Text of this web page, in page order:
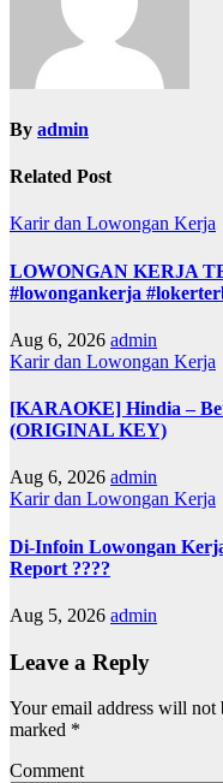
By admin
Related Post
Karir dan Lowongan Kerja
LOWONGAN KERJA
#lowongankerja
Aug 6, 2026 admin
Karir dan Lowongan Kerja
[KARAOKE] Hindia –
(ORIGINAL KEY)
Aug 6, 2026 admin
Karir dan Lowongan Kerja
Di-Infoin Lowongan
Report ????
Aug 5, 2026 admin
Leave a Reply
Your email address will not
marked *
Comment